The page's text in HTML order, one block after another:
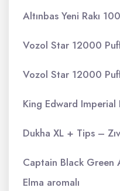
Altınbas Yeni Rakı
Vozol Star 12000
Vozol Star 12000
King Edward Imperial
Dukha XL + Tips –
Captain Black Green
Elma aromalı